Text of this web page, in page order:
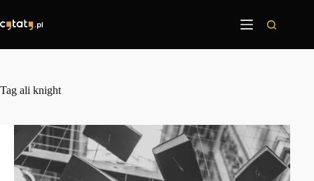
treści
Tag ali knight